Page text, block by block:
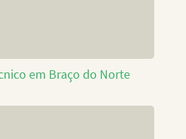
em Braço do Norte